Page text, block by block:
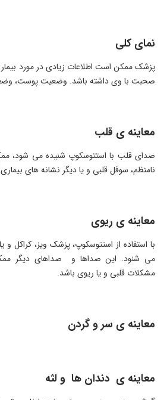
نمای کلی
پزشک ممکن است اطلاعات زیادی در مورد
صحبت با وی داشته باشد. وضعیت پوست،
معاینه ی قلب
صدای قلب با استتوسکوپ شنیده می شود،
نامنظم، سوفل قلبی و یا دیگر نشانه های
معاینه ی ریوی
با استفاده از استتوسکوپ، پزشک ویز، کراکل
می شنود. این صداها و صداهای دیگر
مشکلات قلبی و یا ریوی باشد.
معاینه ی سر و گردن
معاینه ی دندان ها و لثه